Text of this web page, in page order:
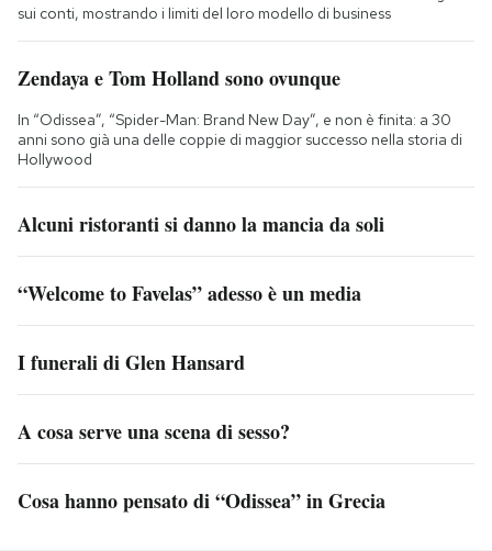
sui conti, mostrando i limiti del loro modello di business
Zendaya e Tom Holland sono ovunque
In “Odissea”, “Spider-Man: Brand New Day”, e non è finita: a 30
anni sono già una delle coppie di maggior successo nella storia di
Hollywood
Alcuni ristoranti si danno la mancia da soli
“Welcome to Favelas” adesso è un media
I funerali di Glen Hansard
A cosa serve una scena di sesso?
Cosa hanno pensato di “Odissea” in Grecia